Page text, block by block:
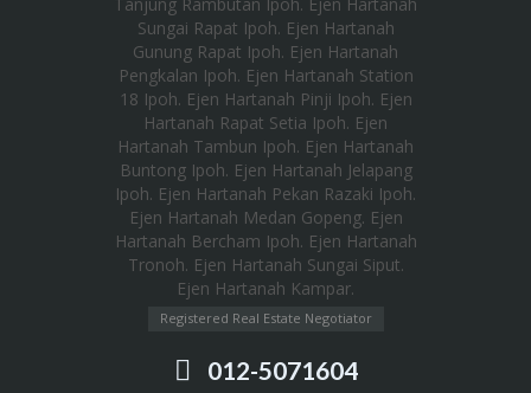
Registered Real Estate Negotiator
012-5071604